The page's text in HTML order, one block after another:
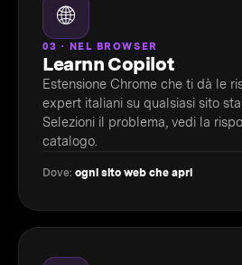
🌐
03 · NEL BROWSER
Learnn Copilot
Estensione Chrome che ti dà le
expert italiani su qualsiasi sito
Selezioni il problema, vedi la
catalogo.
Dove: ogni sito web che apri